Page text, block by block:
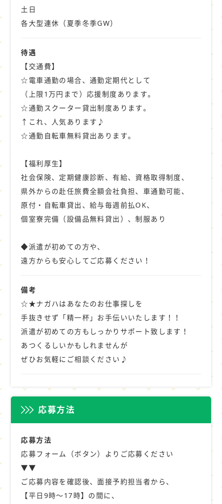
土日
各大型連休（夏季冬季GW）
待遇
【交通費】
☆電車通勤の場合、通勤定期代として
（上限1万円まで）応援制度あります。
☆通勤スクーター貸出制度あります。
↑これ、人気あります♪
☆通勤自転車無料貸出あります。
【福利厚生】
社会保険、定期健康診断、有給、資格取得制度、
県外からの赴任旅費全額会社負担、車通勤可能、
原付・自転車貸出、給与毎週前払OK、
個室寮完備（設備品無料貸出）、制服あり
◆派遣が初めての方や、
遠方からも安心してご応募ください！
備考
☆★ナガハはあなたのお仕事探しを
手抜きせず「精一杯」お手伝いいたします！！
派遣が初めての方もしっかりサポート致します！
あつくるしいかもしれませんが
ぜひお気軽にご相談ください♪
応募方法
応募方法
応募フォーム（ボタン）よりご応募ください
▼▼
ご応募内容を確認後、面接予約担当者から、
【平日9時～17時】の間に、